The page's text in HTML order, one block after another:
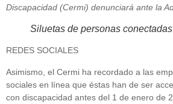
Discapacidad (Cermi) denunciará ante la
Siluetas de personas
REDES SOCIALES
Asimismo, el Cermi ha recordado a las
sociales en línea que éstas han de ser
con discapacidad antes del 1 de enero de